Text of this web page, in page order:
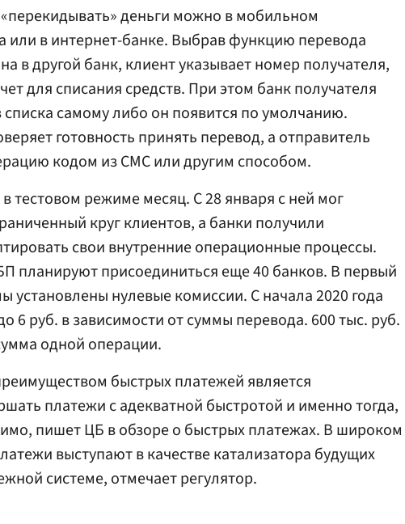
деньги можно в мобильном
или в интернет-банке. Выбрав функцию перевода
в другой банк, клиент указывает номер получателя,
для списания средств. При этом банк получателя
самому либо он появится по умолчанию.
готовность принять перевод, а отправитель
кодом из СМС или другим способом.
тестовом режиме месяц. С 28 января с ней мог
круг клиентов, а банки получили
свои внутренние операционные процессы.
планируют присоединиться еще 40 банков. В первый
установлены нулевые комиссии. С начала 2020 года
6 руб. в зависимости от суммы перевода. 600 тыс. руб.
одной операции.
быстрых платежей является
платежи с адекватной быстротой и именно тогда,
пишет ЦБ в обзоре о быстрых платежах. В широком
выступают в качестве катализатора будущих
системе, отмечает регулятор.